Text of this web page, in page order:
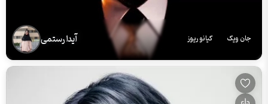
جان ویک کیانو ریوز آیدا رستمی